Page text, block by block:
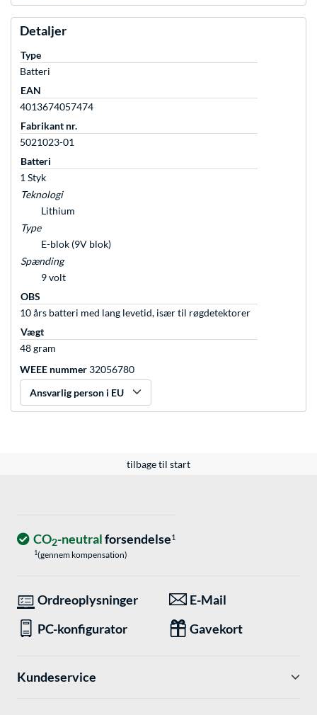
Detaljer
Type
Batteri
EAN
4013674057474
Fabrikant nr.
5021023-01
Batteri
1 Styk
Teknologi
Lithium
Type
E-blok (9V blok)
Spænding
9 volt
OBS
10 års batteri med lang levetid, især til røgdetektorer
Vægt
48 gram
WEEE nummer 32056780
Ansvarlig person i EU
tilbage til start
CO2-neutralforsendelse1
1(gennem kompensation)
Ordreoplysninger
E-Mail
PC-konfigurator
Gavekort
Kundeservice